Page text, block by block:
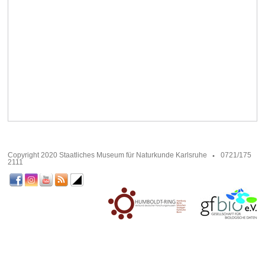
Copyright 2020 Staatliches Museum für Naturkunde Karlsruhe
0721/175
2111